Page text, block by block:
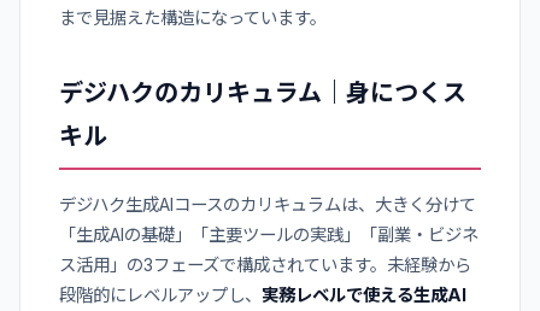
まで見据えた構造になっています。
デジハクのカリキュラム｜身につくス
キル
デジハク生成AIコースのカリキュラムは、大きく分けて
「生成AIの基礎」「主要ツールの実践」「副業・ビジネ
ス活用」の3フェーズで構成されています。未経験から
段階的にレベルアップし、 実務レベルで使える生成AI